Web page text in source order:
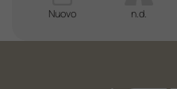
Nuovo n.d.